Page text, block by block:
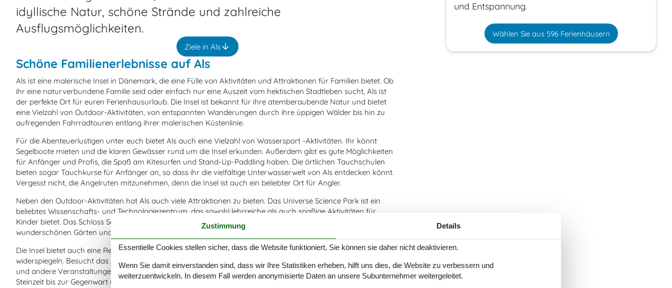
idyllische Natur, schöne Strände und zahlreiche
Ausflugsmöglichkeiten.
Ziele in Als
Schöne Familienerlebnisse auf Als
Als ist eine malerische Insel in Dänemark, die eine Fülle von Aktivitäten und Attraktionen für Familien bietet. Ob
ihr eine naturverbundene Familie seid oder einfach nur eine Auszeit vom hektischen Stadtleben sucht, Als ist
der perfekte Ort für euren Ferienhausurlaub. Die Insel ist bekannt für ihre atemberaubende Natur und bietet
eine Vielzahl von Outdoor-Aktivitäten, von entspannten Wanderungen durch ihre üppigen Wälder bis hin zu
aufregenden Fahrradtouren entlang ihrer malerischen Küstenlinie.
Für die Abenteuerlustigen unter euch bietet Als auch eine Vielzahl von Wassersport -Aktivitäten. Ihr könnt
Segelboote mieten und die klaren Gewässer rund um die Insel erkunden. Außerdem gibt es gute Möglichkeiten
für Anfänger und Profis, die Spaß am Kitesurfen und Stand-Up-Paddling haben. Die örtlichen Tauchschulen
bieten sogar Tauchkurse für Anfänger an, so dass ihr die vielfältige Unterwasserwelt von Als entdecken könnt.
Vergesst nicht, die Angelruten mitzunehmen, denn die Insel ist auch ein beliebter Ort für Angler.
Neben den Outdoor-Aktivitäten hat Als auch viele Attraktionen zu bieten. Das Universe Science Park ist ein
beliebtes Wissenschafts- und Technologiezentrum, das sowohl lehrreiche als auch spaßige Aktivitäten für
Kinder bietet. Das Schloss Sottrupskov ist ein weiteres Muss. Es ist ein historisches Schloss, umgeben von
wunderschönen Gärten und einem See, wo ihr picknicken und die idyllische Landschaft genießen könnt.
Die Insel bietet auch eine Reihe von kulturellen Sehenswürdigkeiten, die die Geschichte und das Erbe von Als
widerspiegeln. Besucht das Alsion, ein modernes Kulturzentrum – hier finden Konzerte, Theateraufführungen
und andere Veranstaltungen statt. Das Museum Sønderborg Slot erzählt die Geschichte der Region von der
Steinzeit bis zur Gegenwart und ist ebenfalls einen Besuch wert.
und Entspannung.
Wählen Sie aus 596 Ferienhäusern
Zustimmung Details
Essentielle Cookies stellen sicher, dass die Website funktioniert, Sie können sie daher nicht deaktivieren.
Wenn Sie damit einverstanden sind, dass wir Ihre Statistiken erheben, hilft uns dies, die Website zu verbessern und
weiterzuentwickeln. In diesem Fall werden anonymisierte Daten an unsere Subunternehmer weitergeleitet.